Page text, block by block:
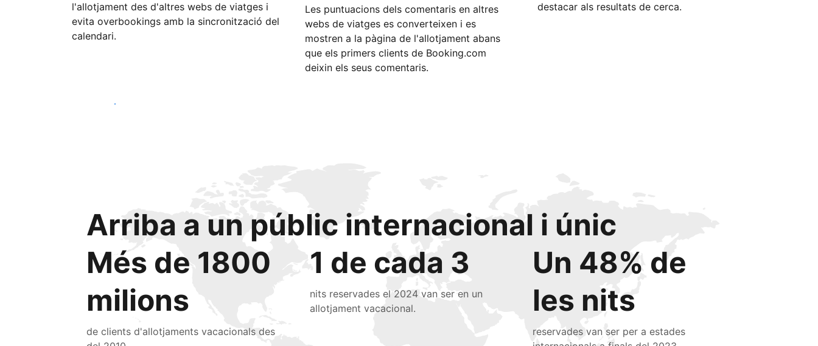
l'allotjament des d'altres webs de viatges i
evita overbookings amb la sincronització del
calendari.
Les puntuacions dels comentaris en altres
webs de viatges es converteixen i es
mostren a la pàgina de l'allotjament abans
que els primers clients de Booking.com
deixin els seus comentaris.
destacar als resultats de cerca.
Comença avui
Arriba a un públic internacional i únic
Més de 1800
milions
de clients d'allotjaments vacacionals des
1 de cada 3
nits reservades el 2024 van ser en un
allotjament vacacional.
Un 48% de
les nits
reservades van ser per a estades